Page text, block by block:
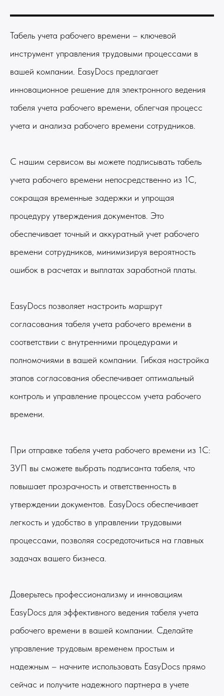
Табель учета рабочего времени – ключевой
инструмент управления трудовыми процессами в
вашей компании. EasyDocs предлагает
инновационное решение для электронного ведения
табеля учета рабочего времени, облегчая процесс
учета и анализа рабочего времени сотрудников.
С нашим сервисом вы можете подписывать табель
учета рабочего времени непосредственно из 1С,
сокращая временные задержки и упрощая
процедуру утверждения документов. Это
обеспечивает точный и аккуратный учет рабочего
времени сотрудников, минимизируя вероятность
ошибок в расчетах и выплатах заработной платы.
EasyDocs позволяет настроить маршрут
согласования табеля учета рабочего времени в
соответствии с внутренними процедурами и
полномочиями в вашей компании. Гибкая настройка
этапов согласования обеспечивает оптимальный
контроль и управление процессом учета рабочего
времени.
При отправке табеля учета рабочего времени из 1С:
ЗУП вы сможете выбрать подписанта табеля, что
повышает прозрачность и ответственность в
утверждении документов. EasyDocs обеспечивает
легкость и удобство в управлении трудовыми
процессами, позволяя сосредоточиться на главных
задачах вашего бизнеса.
Доверьтесь профессионализму и инновациям
EasyDocs для эффективного ведения табеля учета
рабочего времени в вашей компании. Сделайте
управление трудовым временем простым и
надежным – начните использовать EasyDocs прямо
сейчас и получите надежного партнера в учете